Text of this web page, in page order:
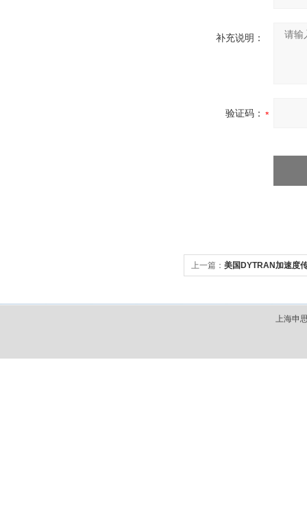
补充说明：
验证码：
上一篇： 美国DYTRAN加速度
上海申